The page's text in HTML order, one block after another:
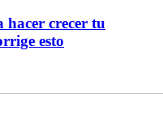
hacer crecer tu
esto